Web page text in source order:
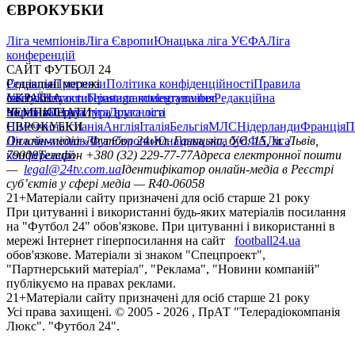
ЄВРОКУБКИ
Ліга чемпіонівЛіга ЄвропиЮнацька ліга УЄФАЛіга
конференцій
САЙТ ФУТБОЛ 24
РедакціяПрогнозиПолітика конфіденційностіПравила
сайтуКонтактиПравила коментуванняРедакційна
політикаСтруктура власності
Соціальні мережі
facebookxyoutubeinstagramtelegramviber
УКРАЇНА
УкраїнаПерша лігаДруга ліга
ЧЕМПІОНАТИ
НімеччинаІспаніяАнгліяІталіяБельгіяМЛСНідерландиФранція
ЄВРОКУБКИ
Ліга чемпіонівЛіга ЄвропиЮнацька ліга УЄФАЛіга
конференцій
Онлайн-медіа «Футбол 24»пл. Галицька, буд. 15, м. Львів,
79008Телефон +380 (32) 229-77-77Адреса електронної пошти
— legal@24tv.com.uaІдентифікатор онлайн-медіа в Реєстрі
суб’єктів у сфері медіа — R40-06058
21+Матеріали сайту призначені для осіб старше 21 року
При цитуванні і використанні будь-яких матеріалів посилання
на "Футбол 24" обов'язкове. При цитуванні і використанні в
мережі Інтернет гіперпосилання на сайт
football24.ua
обов'язкове. Матеріали зі знаком "Спецпроект",
"Партнерський матеріал", "Реклама", "Новини компаній"
публікуємо на правах реклами.
21+Матеріали сайту призначені для осіб старше 21 року
Усi права захищенi. © 2005 - 2026 , ПрАТ "Телерадіокомпанія
Люкс". "Футбол 24".